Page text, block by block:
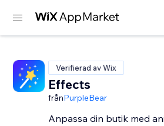
Verifierad av Wix
Effects
frånPurpleBear
Anpassa din butik med